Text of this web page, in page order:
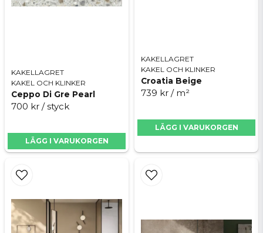
KAKELLAGRET
KAKEL OCH KLINKER
Ceppo Di Gre Pearl
700 kr / styck
LÄGG I VARUKORGEN
KAKELLAGRET
KAKEL OCH KLINKER
Croatia Beige
739 kr / m²
LÄGG I VARUKORGEN